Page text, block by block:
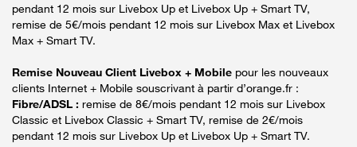
pendant 12 mois sur Livebox Up et Livebox Up + Smart TV,
remise de 5€/mois pendant 12 mois sur Livebox Max et Livebox
Max + Smart TV.
Remise Nouveau Client Livebox + Mobile pour les nouveaux
clients Internet + Mobile souscrivant à partir d’orange.fr :
Fibre/ADSL : remise de 8€/mois pendant 12 mois sur Livebox
Classic et Livebox Classic + Smart TV, remise de 2€/mois
pendant 12 mois sur Livebox Up et Livebox Up + Smart TV.